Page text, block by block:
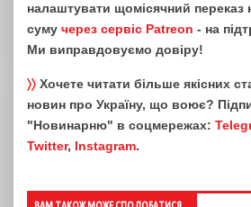
налаштувати щомісячний переказ
суму через сервіс Patreon - на
Ми виправдовуємо довіру!
〉〉 Хочете читати більше якісних
новин про Україну, що воює?
"Новинарню" в соцмережах:
Twitter, Instagram.